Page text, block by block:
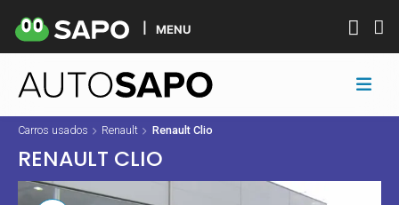
MENU
Carros usados Renault Renault Clio
RENAULT CLIO